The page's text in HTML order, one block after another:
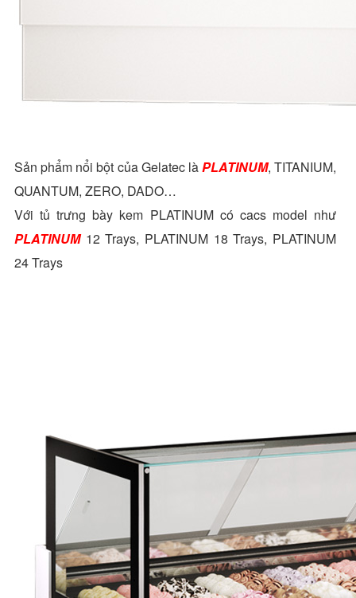
Sản phẩm nổi bột của Gelatec làPLATINUM, TITANIUM,
QUANTUM, ZERO, DADO…
Với tủ trưng bày kem PLATINUM có cacs model như
PLATINUM12 Trays, PLATINUM 18 Trays, PLATINUM
24 Trays